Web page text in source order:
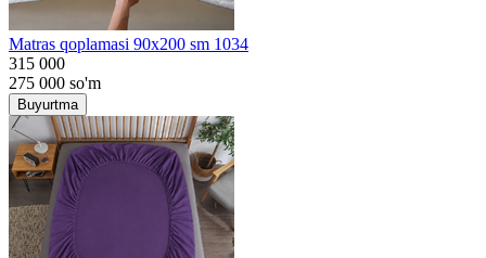
Matras qoplamasi 90x200 sm 1034
315 000
275 000 so'm
Buyurtma